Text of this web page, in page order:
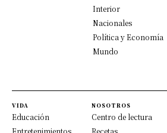
Interior
Nacionales
Política y Economía
Mundo
VIDA
Educación
Entretenimientos
NOSOTROS
Centro de lectura
Recetas